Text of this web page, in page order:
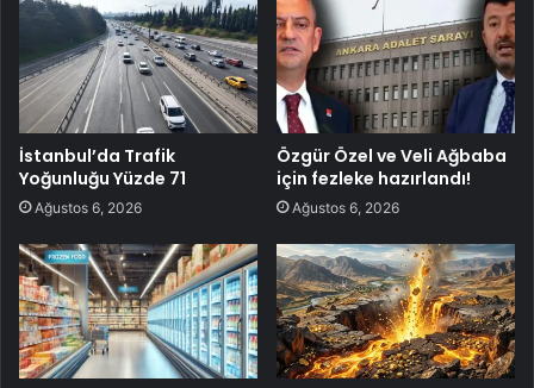
İstanbul’da Trafik
Yoğunluğu Yüzde 71
Ağustos 6, 2026
Özgür Özel ve Veli Ağbaba
için fezleke hazırlandı!
Ağustos 6, 2026